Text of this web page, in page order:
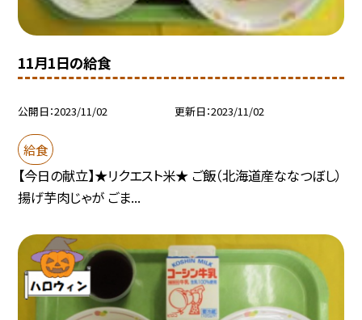
11月1日の給食
公開日 2023/11/02 更新日 2023/11/02
給食
【今日の献立】★リクエスト米★ ご飯（北海道産ななつぼし）
揚げ芋肉じゃが ごま...